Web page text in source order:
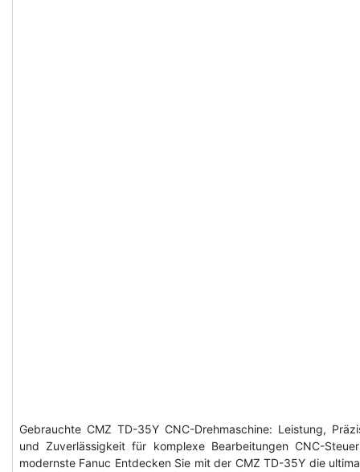
Gebrauchte CMZ TD-35Y CNC-Drehmaschine: Leistung,
und Zuverlässigkeit für komplexe Bearbeitungen CNC-
modernste Fanuc Entdecken Sie mit der CMZ TD-35Y die